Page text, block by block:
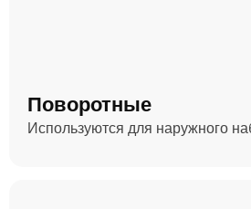
Поворотные
Используются для наружного